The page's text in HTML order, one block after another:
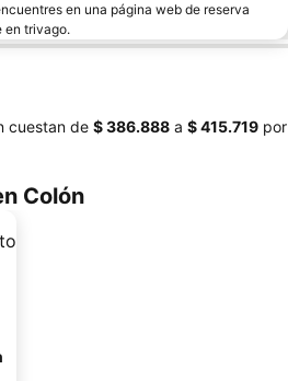
en una página web de reserva
en trivago.
cuestan de ‎$ 386.888 a ‎$ 415.719 por
Colón